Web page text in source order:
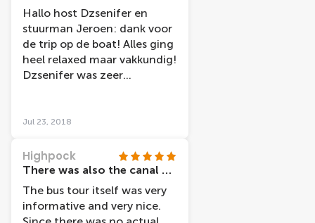
Hallo host Dzsenifer en
stuurman Jeroen: dank voor
de trip op de boat! Alles ging
heel relaxed maar vakkundig!
Dzsenifer was zeer
Hollandse dingen
weg wijzen en het geven can
handige tips! Topper!!
Jul 23, 2018
Highpock
There was also the canal cruise and even though the information was similar we did enjoy the ride and the sites
The bus tour itself was very
informative and very nice.